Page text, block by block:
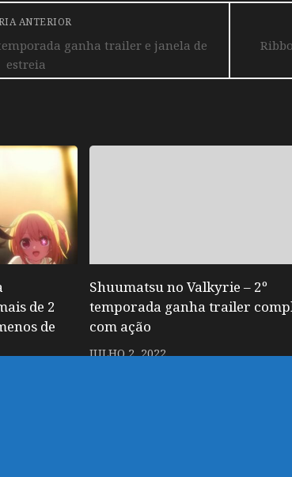
ANTERIOR
ganha trailer e janela de
estreia
de 2
de
Shuumatsu no Valkyrie – 2º
temporada ganha trailer
com ação
JULHO 2, 2022